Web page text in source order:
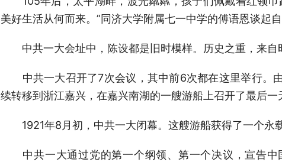
美好生活从何而来。”同济大学附属七一中学的傅语恩谈起
中共一大会址中，陈设都是旧时模样。历史之重，来自
中共一大召开了7次会议，其中前6次都在这里举行。
续转移到浙江嘉兴，在嘉兴南湖的一艘游船上召开了最后一
1921年8月初，中共一大闭幕。这艘游船获得了一个永
中共一大通过党的第一个纲领、第一个决议，宣告中